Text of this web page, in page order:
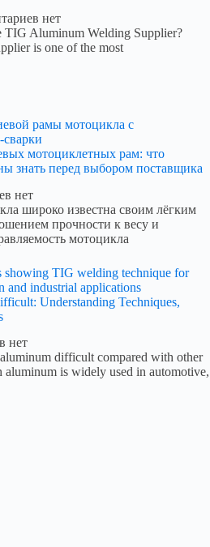
нет
TIG Aluminum Welding Supplier?
is one of the most
мотоциклетных рам: что
знать перед выбором поставщика
нет
широко известна своим лёгким
прочности к весу и
мотоцикла
Understanding Techniques,
нет
difficult compared with other
aluminum is widely used in automotive,